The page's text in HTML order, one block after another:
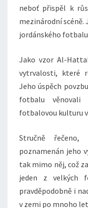
neboť přispěl k
mezinárodní
jordánského
Jako vzor Al-
vytrvalosti, které
Jeho úspěch
fotbalu věnovali
fotbalovou kulturu
Stručně
poznamenán jeho
tak mimo něj, což
jeden z velkých
pravděpodobně i
v zemi po mnoho